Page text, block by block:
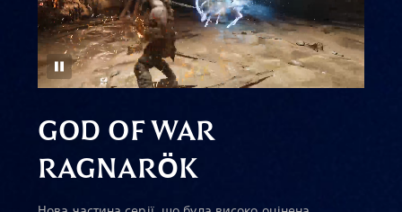
GOD OF WAR
RAGNARÖK